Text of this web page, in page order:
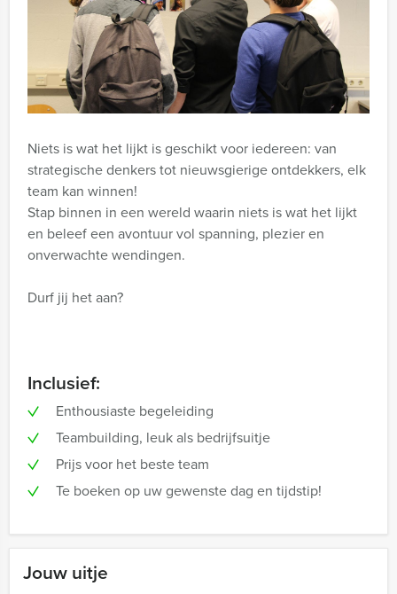
Jouw uitje
hun samenwerking, communicatie en onderlinge
verbinding. Onze professionele begeleiders,
doordachte puzzels, gebruiksvriendelijke app en
hoogwaardig spelmateriaal zorgen voor een
vlekkeloze ervaring.
Niets is wat het lijkt is geschikt voor iedereen: van
strategische denkers tot nieuwsgierige ontdekkers, elk
team kan winnen!
Stap binnen in een wereld waarin niets is wat het lijkt
en beleef een avontuur vol spanning, plezier en
onverwachte wendingen.
Durf jij het aan?
Inclusief:
Enthousiaste begeleiding
Teambuilding, leuk als bedrijfsuitje
Prijs voor het beste team
Te boeken op uw gewenste dag en tijdstip!